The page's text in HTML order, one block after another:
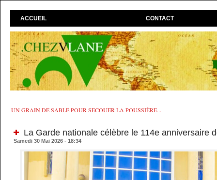
ACCUEIL CONTACT
UN GRAIN DE SABLE POUR SECOUER LA POUSSIÈRE...
La Garde nationale célèbre le 114e anniversaire
Samedi 30 Mai 2026 - 18:34